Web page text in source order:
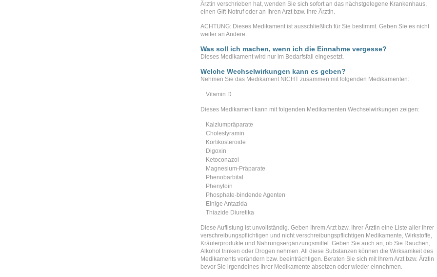
Ärztin verschrieben hat, wenden Sie sich sofort an das nächstgelegene Krankenhaus,
einen Gift-Notruf oder an Ihren Arzt bzw. Ihre Ärztin.
ACHTUNG: Dieses Medikament ist ausschließlich für Sie bestimmt. Geben Sie es nicht
weiter an Andere.
Was soll ich machen, wenn ich die Einnahme vergesse?
Dieses Medikament wird nur im Bedarfsfall eingesetzt.
Welche Wechselwirkungen kann es geben?
Nehmen Sie das Medikament NICHT zusammen mit folgenden Medikamenten:
Vitamin D
Dieses Medikament kann mit folgenden Medikamenten Wechselwirkungen zeigen:
Kalziumpräparate
Cholestyramin
Kortikosteroide
Digoxin
Ketoconazol
Magnesium-Präparate
Phenobarbital
Phenytoin
Phosphate-bindende Agenten
Einige Antazida
Thiazide Diuretika
Diese Auflistung ist unvollständig. Geben Ihrem Arzt bzw. Ihrer Ärztin eine Liste aller Ihrer
verschreibungspflichtigen und nicht verschreibungspflichtigen Medikamente, Wirkstoffe,
Kräuterprodukte und Nahrungsergänzungsmittel. Geben Sie auch an, ob Sie Rauchen,
Alkohol trinken oder Drogen nehmen. All diese Substanzen können die Wirksamkeit des
Medikaments verändern bzw. beeinträchtigen. Beraten Sie sich mit Ihrem Arzt bzw. Ärztin
bevor Sie irgendeines Ihrer Medikamente absetzen oder wieder einnehmen.